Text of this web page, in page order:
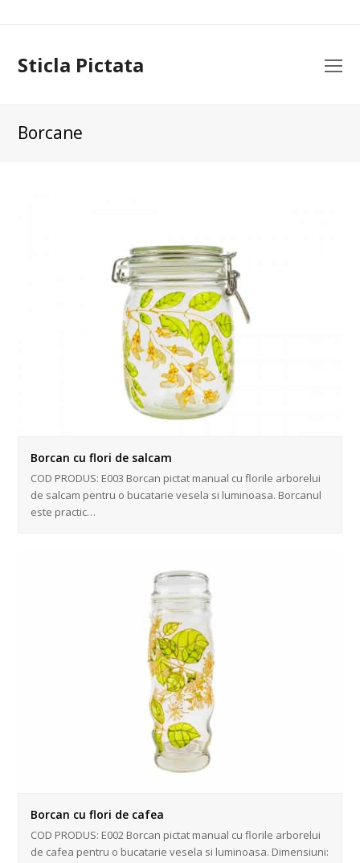
Sticla Pictata
Borcane
Borcan cu flori de salcam
COD PRODUS: E003 Borcan pictat manual cu florile arborelui
de salcam pentru o bucatarie vesela si luminoasa. Borcanul
este practic…
Borcan cu flori de cafea
COD PRODUS: E002 Borcan pictat manual cu florile arborelui
de cafea pentru o bucatarie vesela si luminoasa. Dimensiuni: